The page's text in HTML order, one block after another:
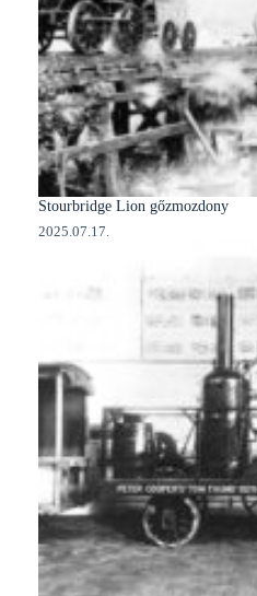
Stourbridge Lion gőzmozdony
2025.07.17.